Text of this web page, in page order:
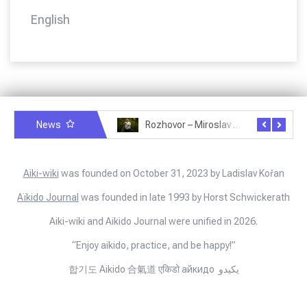
English
News Rozhovor – Miroslav Šmíd – 22.3.2025
Aiki-wiki was founded on October 31, 2023 by Ladislav Kořan
Aïkido Journal was founded in late 1993 by Horst Schwickerath
Aiki-wiki and Aikido Journal were unified in 2026.
“Enjoy aikido, practice, and be happy!”
합기도 Aikido 合氣道 एकिडो айкидо يكيدو